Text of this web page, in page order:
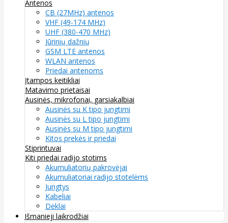
Antenos
CB (27MHz) antenos
VHF (49-174 MHz)
UHF (380-470 MHz)
Jūrinių dažnių
GSM LTE antenos
WLAN antenos
Priedai antenoms
Įtampos keitikliai
Matavimo prietaisai
Ausinės, mikrofonai, garsiakalbiai
Ausinės su K tipo jungtimi
Ausinės su L tipo jungtimi
Ausinės su M tipo jungtimi
Kitos prekės ir priedai
Stiprintuvai
Kiti priedai radijo stotims
Akumuliatorių pakrovėjai
Akumuliatoriai radijo stotelėms
Jungtys
Kabeliai
Dėklai
Išmanieji laikrodžiai